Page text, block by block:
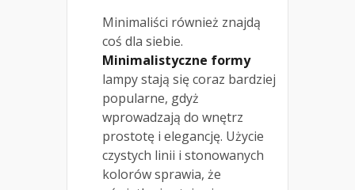
Minimaliści również znajdą
coś dla siebie.
Minimalistyczne formy
lampy stają się coraz bardziej
popularne, gdyż
wprowadzają do wnętrz
prostotę i elegancję. Użycie
czystych linii i stonowanych
kolorów sprawia, że